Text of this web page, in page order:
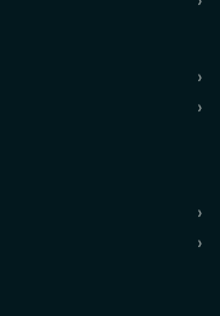
›
›
›
›